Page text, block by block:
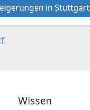
in Stuttgart
Wissen